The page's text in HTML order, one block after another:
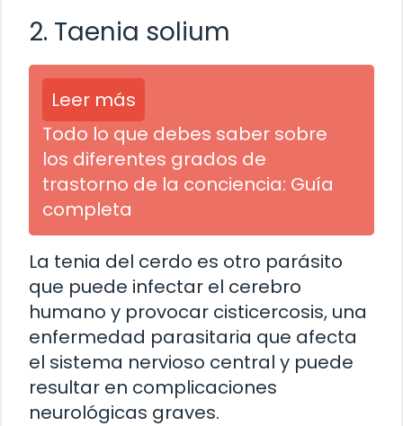
2. Taenia solium
Leer más
Todo lo que debes saber sobre
los diferentes grados de
trastorno de la conciencia: Guía
completa
La tenia del cerdo es otro parásito
que puede infectar el cerebro
humano y provocar cisticercosis, una
enfermedad parasitaria que afecta
el sistema nervioso central y puede
resultar en complicaciones
neurológicas graves.